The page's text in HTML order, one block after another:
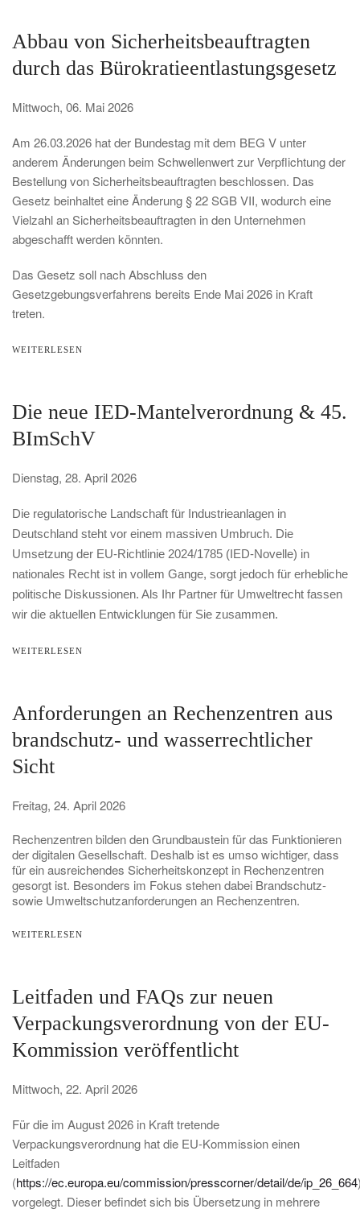
Abbau von Sicherheitsbeauftragten
durch das Bürokratieentlastungsgesetz
Mittwoch, 06. Mai 2026
Am 26.03.2026 hat der Bundestag mit dem BEG V unter
anderem Änderungen beim Schwellenwert zur Verpflichtung der
Bestellung von Sicherheitsbeauftragten beschlossen. Das
Gesetz beinhaltet eine Änderung § 22 SGB VII, wodurch eine
Vielzahl an Sicherheitsbeauftragten in den Unternehmen
abgeschafft werden könnten.
Das Gesetz soll nach Abschluss den
Gesetzgebungsverfahrens bereits Ende Mai 2026 in Kraft
treten.
WEITERLESEN
Die neue IED-Mantelverordnung & 45.
BImSchV
Dienstag, 28. April 2026
Die regulatorische Landschaft für Industrieanlagen in
Deutschland steht vor einem massiven Umbruch. Die
Umsetzung der EU-Richtlinie 2024/1785 (IED-Novelle) in
nationales Recht ist in vollem Gange, sorgt jedoch für erhebliche
politische Diskussionen. Als Ihr Partner für Umweltrecht fassen
wir die aktuellen Entwicklungen für Sie zusammen.
WEITERLESEN
Anforderungen an Rechenzentren aus
brandschutz- und wasserrechtlicher
Sicht
Freitag, 24. April 2026
Rechenzentren bilden den Grundbaustein für das Funktionieren
der digitalen Gesellschaft. Deshalb ist es umso wichtiger, dass
für ein ausreichendes Sicherheitskonzept in Rechenzentren
gesorgt ist. Besonders im Fokus stehen dabei Brandschutz-
sowie Umweltschutzanforderungen an Rechenzentren.
WEITERLESEN
Leitfaden und FAQs zur neuen
Verpackungsverordnung von der EU-
Kommission veröffentlicht
Mittwoch, 22. April 2026
Für die im August 2026 in Kraft tretende
Verpackungsverordnung hat die EU-Kommission einen
Leitfaden
(https://ec.europa.eu/commission/presscorner/detail/de/ip_26_664
vorgelegt. Dieser befindet sich bis Übersetzung in mehrere